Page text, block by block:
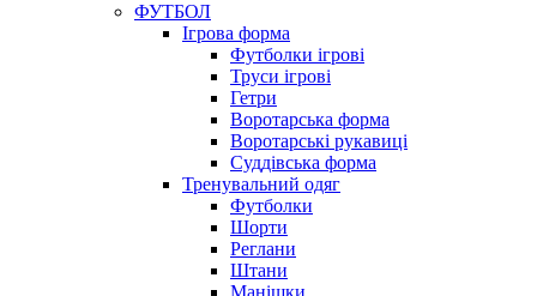
ФУТБОЛ
Ігрова форма
Футболки ігрові
Труси ігрові
Гетри
Воротарська форма
Воротарські рукавиці
Суддівська форма
Тренувальний одяг
Футболки
Шорти
Реглани
Штани